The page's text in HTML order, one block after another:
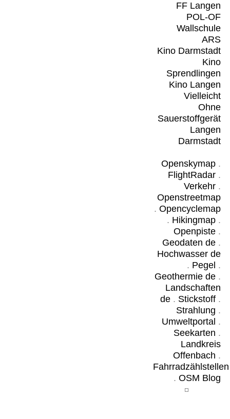
FF Langen
POL-OF
Wallschule
ARS
Kino Darmstadt
Kino
Sprendlingen
Kino Langen
Vielleicht
Ohne
Sauerstoffgerät
Langen
Darmstadt
Openskymap.
FlightRadar.
Verkehr.
Openstreetmap
. Opencyclemap
. Hikingmap.
Openpiste.
Geodaten de.
Hochwasser de
. Pegel .
Geothermie de.
Landschaften
de. Stickstoff.
Strahlung .
Umweltportal .
Seekarten .
Landkreis
Offenbach .
Fahrradzählstellen
. OSM Blog